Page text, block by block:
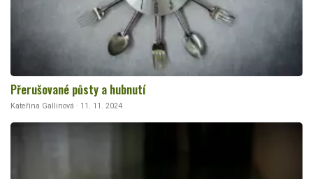
Přerušované půsty a hubnutí
Kateřina Gallinová · 11. 11. 2024